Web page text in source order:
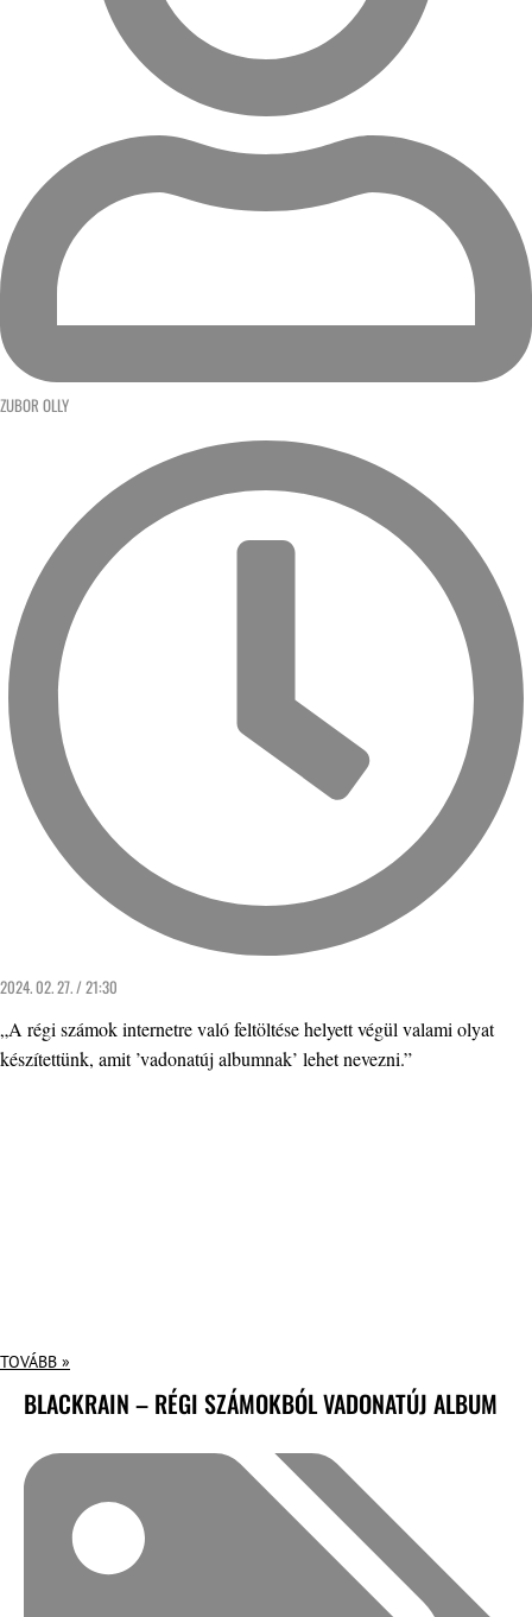
ZUBOR OLLY
2024. 02. 27. / 21:30
„A régi számok internetre való feltöltése helyett végül valami olyat
készítettünk, amit ’vadonatúj albumnak’ lehet nevezni.”
TOVÁBB »
BLACKRAIN – RÉGI SZÁMOKBÓL VADONATÚJ ALBUM